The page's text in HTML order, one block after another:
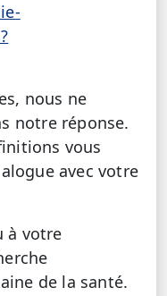
nous ne
notre réponse.
vous
avec votre
à votre
de la santé.